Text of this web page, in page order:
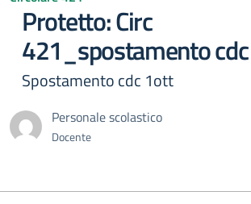
Protetto: Circ
421_spostamento
Spostamento cdc 1ott
Personale scolastico
Docente